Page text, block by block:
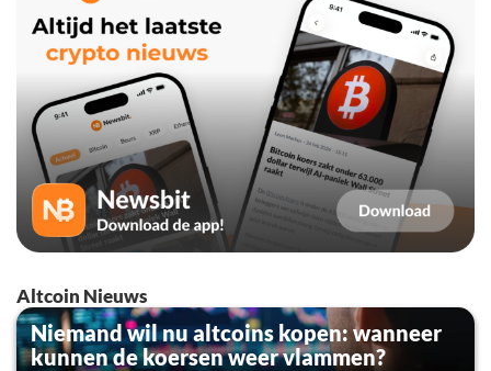
Altcoin Nieuws
Niemand wil nu altcoins kopen: wanneer
kunnen de koersen weer vlammen?